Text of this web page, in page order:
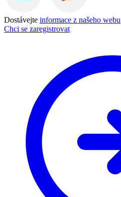
Dostávejte informace z našeho webu
Chci se zaregistrovat